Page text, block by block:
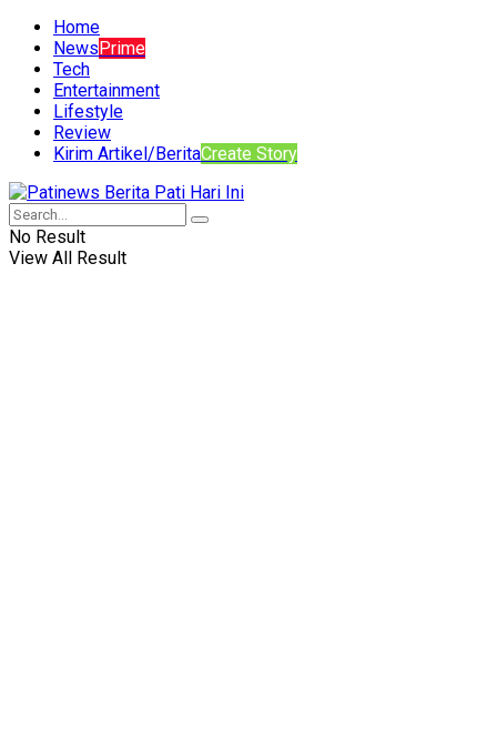
Home
NewsPrime
Tech
Entertainment
Lifestyle
Review
Kirim Artikel/BeritaCreate Story
No Result
View All Result